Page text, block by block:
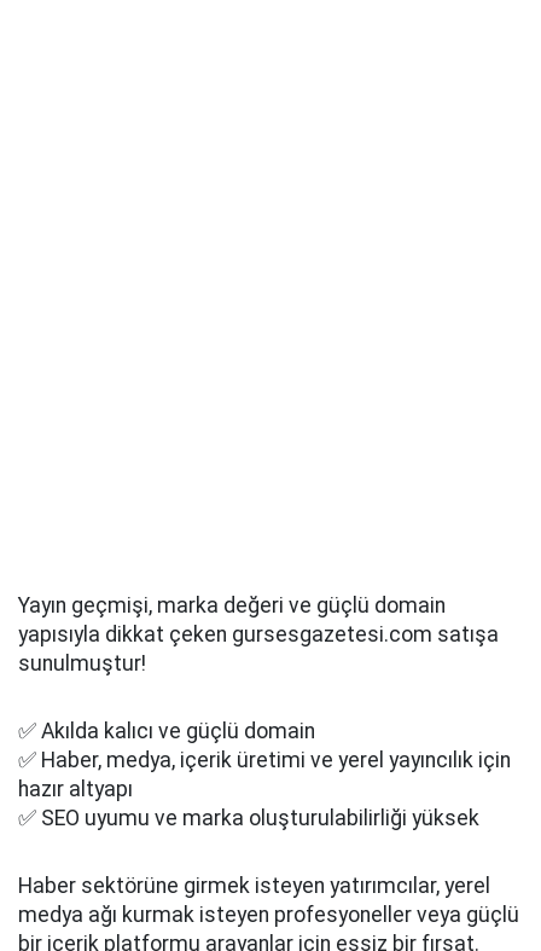
Yayın geçmişi, marka değeri ve güçlü domain
yapısıyla dikkat çeken gursesgazetesi.com satışa
sunulmuştur!
✅ Akılda kalıcı ve güçlü domain
✅ Haber, medya, içerik üretimi ve yerel yayıncılık için
hazır altyapı
✅ SEO uyumu ve marka oluşturulabilirliği yüksek
Haber sektörüne girmek isteyen yatırımcılar, yerel
medya ağı kurmak isteyen profesyoneller veya güçlü
bir içerik platformu arayanlar için eşsiz bir fırsat.